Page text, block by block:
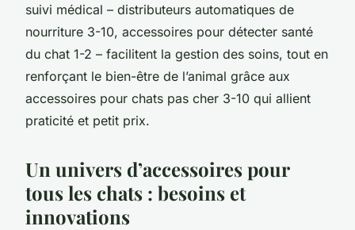
suivi médical – distributeurs automatiques de
nourriture 3-10, accessoires pour détecter santé
du chat 1-2 – facilitent la gestion des soins, tout en
renforçant le bien-être de l’animal grâce aux
accessoires pour chats pas cher 3-10 qui allient
praticité et petit prix.
Un univers d’accessoires pour
tous les chats : besoins et
innovations